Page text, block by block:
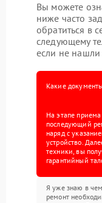
Вы можете
ниже часто
обратиться в
следующему
если не нашли
Какие
На этапе приема
последующий
наряд с
устройство.
техники, вы
гарантийный
Я уже знаю в
ремонт